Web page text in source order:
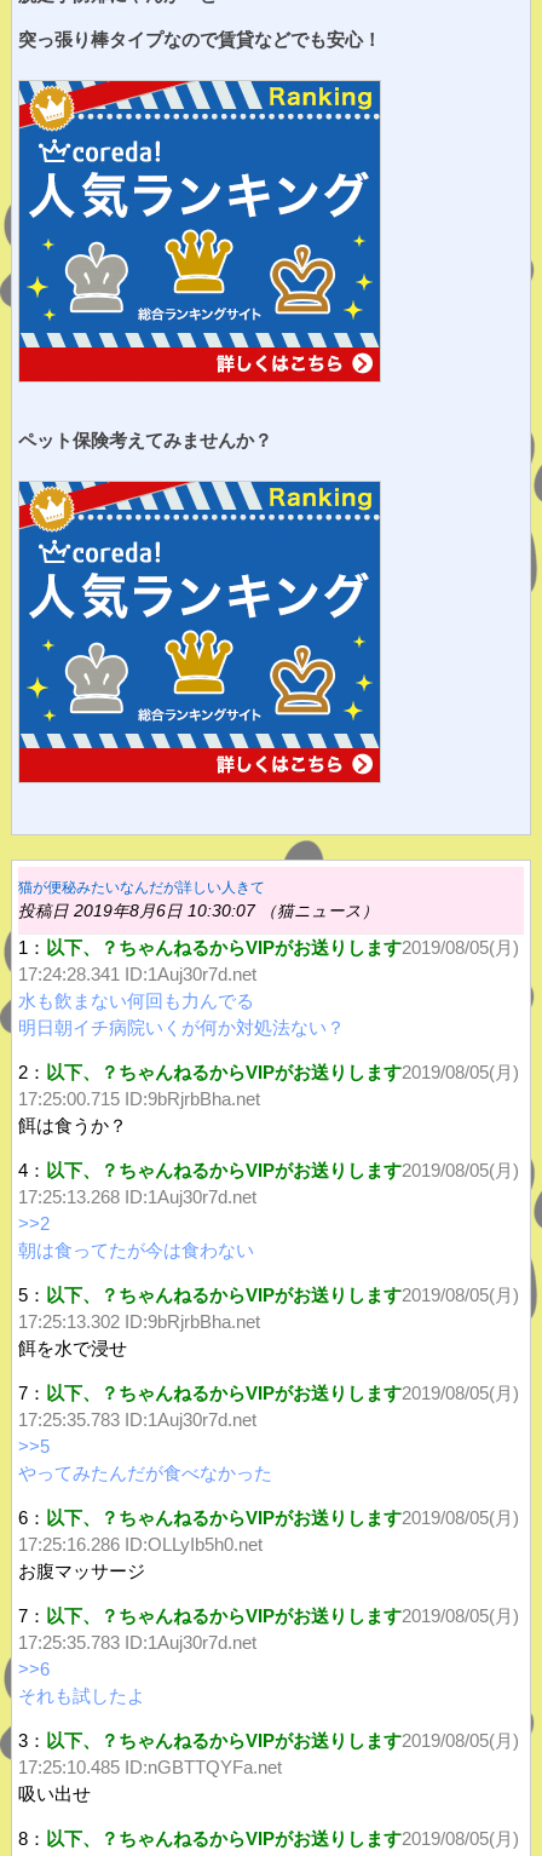
突っ張り棒タイプなので賃貸などでも安心！
ペット保険考えてみませんか？
猫が便秘みたいなんだが詳しい人きて
投稿日 2019年8月6日 10:30:07 （猫ニュース）
1： 以下、？ちゃんねるからVIPがお送りします2019/08/05(月)
17:24:28.341 ID:1Auj30r7d.net
水も飲まない何回も力んでる
明日朝イチ病院いくが何か対処法ない？
2： 以下、？ちゃんねるからVIPがお送りします2019/08/05(月)
17:25:00.715 ID:9bRjrbBha.net
餌は食うか？
4： 以下、？ちゃんねるからVIPがお送りします2019/08/05(月)
17:25:13.268 ID:1Auj30r7d.net
>>2
朝は食ってたが今は食わない
5： 以下、？ちゃんねるからVIPがお送りします2019/08/05(月)
17:25:13.302 ID:9bRjrbBha.net
餌を水で浸せ
7： 以下、？ちゃんねるからVIPがお送りします2019/08/05(月)
17:25:35.783 ID:1Auj30r7d.net
>>5
やってみたんだが食べなかった
6： 以下、？ちゃんねるからVIPがお送りします2019/08/05(月)
17:25:16.286 ID:OLLyIb5h0.net
お腹マッサージ
7： 以下、？ちゃんねるからVIPがお送りします2019/08/05(月)
17:25:35.783 ID:1Auj30r7d.net
>>6
それも試したよ
3： 以下、？ちゃんねるからVIPがお送りします2019/08/05(月)
17:25:10.485 ID:nGBTTQYFa.net
吸い出せ
8： 以下、？ちゃんねるからVIPがお送りします2019/08/05(月)